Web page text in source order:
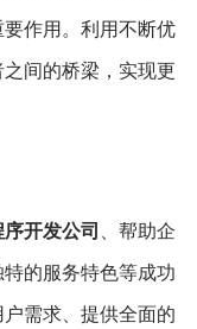
作用。利用不断优
间的桥梁，实现更
序开发公司 、帮助企
的服务特色等成功
需求、提供全面的